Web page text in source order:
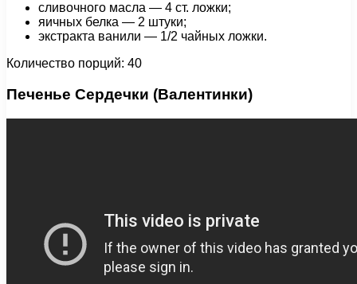
сливочного масла — 4 ст. ложки;
яичных белка — 2 штуки;
экстракта ванили — 1/2 чайных ложки.
Количество порций: 40
Печенье Сердечки (Валентинки)